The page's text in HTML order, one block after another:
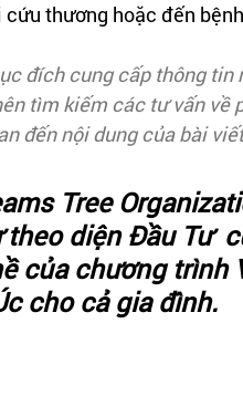
thương hoặc đến
đích cung cấp thông tin
tìm kiếm các tư vấn
đến nội dung của bài
Tree
diện Đầu Tư
của chương
cho cả gia đình.